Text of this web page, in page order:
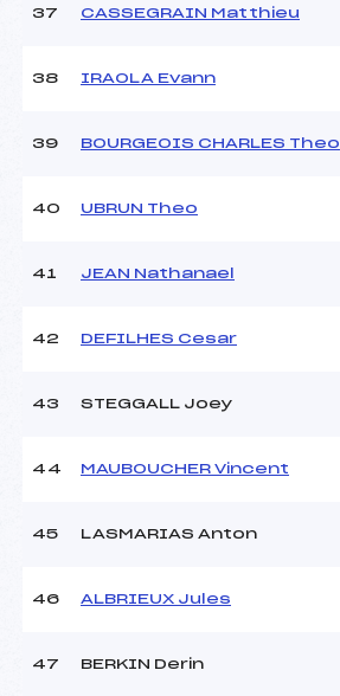
37 CASSEGRAIN Matthieu
38 IRAOLA Evann
39 BOURGEOIS CHARLES Theo
40 UBRUN Theo
41 JEAN Nathanael
42 DEFILHES Cesar
43 STEGGALL Joey
44 MAUBOUCHER Vincent
45 LASMARIAS Anton
46 ALBRIEUX Jules
47 BERKIN Derin